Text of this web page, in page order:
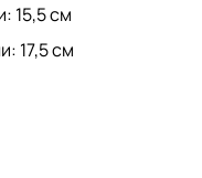
15,5 см
17,5 см